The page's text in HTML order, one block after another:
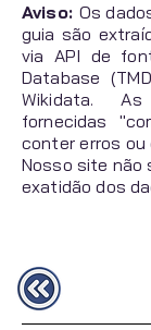
Aviso: Os
guia são
via API de
Database
Wikidata.
fornecidas
conter erros
Nosso site não
exatidão dos